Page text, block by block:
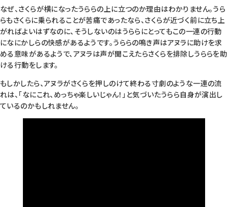
なぜ、さくらが横になったうららの上に立つのか理由はわかりません。うら
らもさくらに乗られることが苦痛であったなら、さくらが近づく前に立ち上
がればよいはずなのに、そうしないのはうららにとってもこの一連の行動
になにかしらの快感があるようです。うららの鳴き声はアヌラに助けを求
める意味があるようで、アヌラは声が聞こえたらさくらを排除しうららを助
ける行動をします。
もしかしたら、アヌラがさくらを押しのけて終わる寸劇のような一連の流
れは、「なにこれ、めっちゃ楽しいじゃん！」と気づいたうらら自身が演出し
ているのかもしれません。